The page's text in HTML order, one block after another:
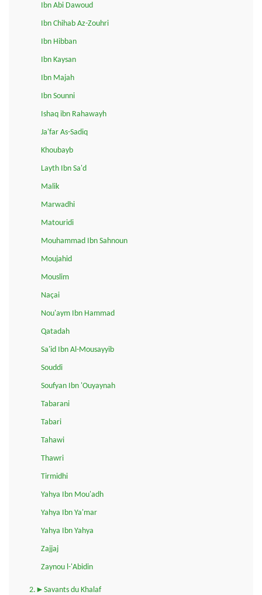
Ibn Abi Dawoud
Ibn Chihab Az-Zouhri
Ibn Hibban
Ibn Kaysan
Ibn Majah
Ibn Sounni
Ishaq ibn Rahawayh
Ja'far As-Sadiq
Khoubayb
Layth Ibn Sa'd
Malik
Marwadhi
Matouridi
Mouhammad Ibn Sahnoun
Moujahid
Mouslim
Naçai
Nou'aym Ibn Hammad
Qatadah
Sa'id Ibn Al-Mousayyib
Souddi
Soufyan Ibn 'Ouyaynah
Tabarani
Tabari
Tahawi
Thawri
Tirmidhi
Yahya Ibn Mou'adh
Yahya Ibn Ya'mar
Yahya Ibn Yahya
Zajjaj
Zaynou l-'Abidin
2.►Savants du Khalaf